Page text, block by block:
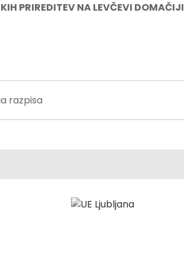
PRIREDITEV NA LEVČEVI DOMAČIJI
razpisa